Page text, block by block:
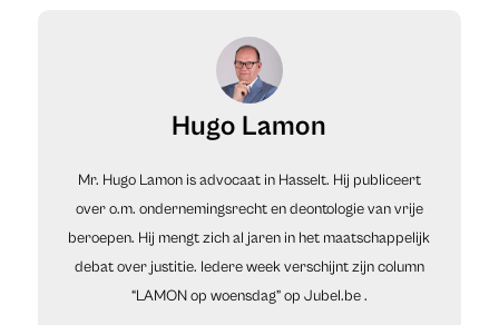
Hugo Lamon
Mr. Hugo Lamon is advocaat in Hasselt. Hij publiceert
over o.m. ondernemingsrecht en deontologie van vrije
beroepen. Hij mengt zich al jaren in het maatschappelijk
debat over justitie. Iedere week verschijnt zijn column
“LAMON op woensdag” op Jubel.be.